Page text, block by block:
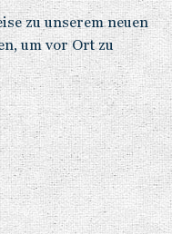
zu unserem neuen
um vor Ort zu